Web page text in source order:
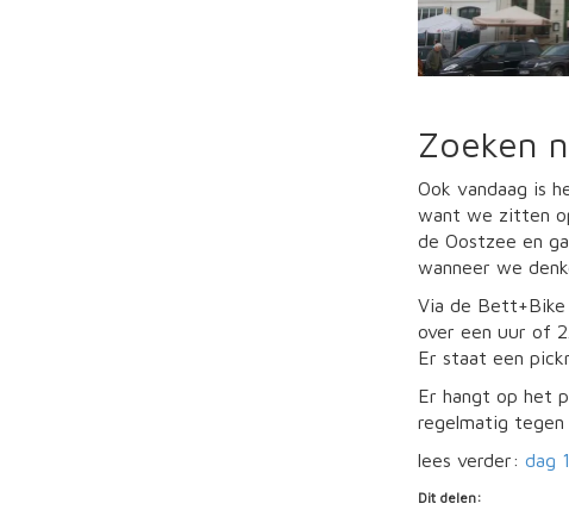
Zoeken
Ook vandaag is
want we zitten
de Oostzee en
wanneer we
Via de Bett+Bike
over een uur of
Er staat een
Er hangt op het
regelmatig tegen
lees verder: dag
Dit delen: